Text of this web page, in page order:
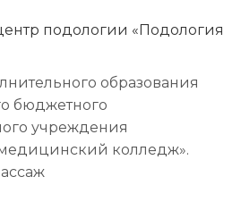
подологии «Подология
образования
бюджетного
учреждения
колледж».